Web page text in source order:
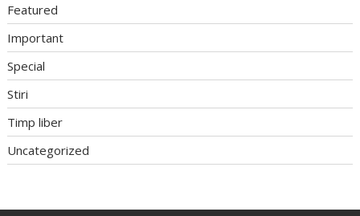
Featured
Important
Special
Stiri
Timp liber
Uncategorized